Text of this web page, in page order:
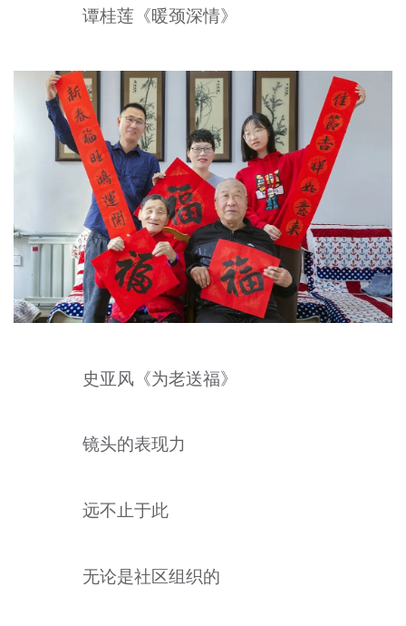
谭桂莲《暖颈深情》
史亚风《为老送福》
镜头的表现力
远不止于此
无论是社区组织的